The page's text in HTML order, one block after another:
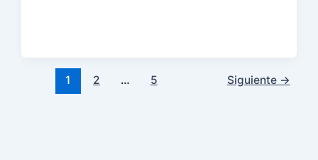
1 2 … 5 Siguiente →